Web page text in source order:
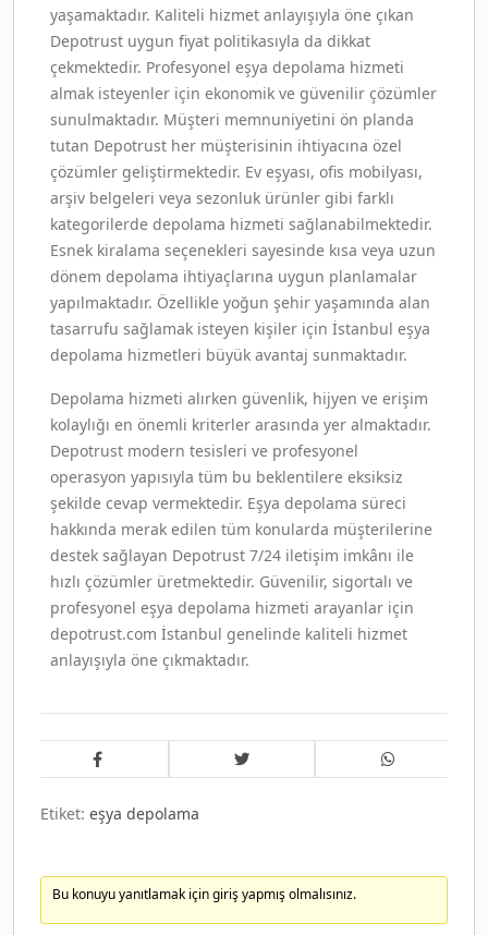
yaşamaktadır. Kaliteli hizmet anlayışıyla öne çıkan
Depotrust uygun fiyat politikasıyla da dikkat
çekmektedir. Profesyonel eşya depolama hizmeti
almak isteyenler için ekonomik ve güvenilir çözümler
sunulmaktadır. Müşteri memnuniyetini ön planda
tutan Depotrust her müşterisinin ihtiyacına özel
çözümler geliştirmektedir. Ev eşyası, ofis mobilyası,
arşiv belgeleri veya sezonluk ürünler gibi farklı
kategorilerde depolama hizmeti sağlanabilmektedir.
Esnek kiralama seçenekleri sayesinde kısa veya uzun
dönem depolama ihtiyaçlarına uygun planlamalar
yapılmaktadır. Özellikle yoğun şehir yaşamında alan
tasarrufu sağlamak isteyen kişiler için İstanbul eşya
depolama hizmetleri büyük avantaj sunmaktadır.
Depolama hizmeti alırken güvenlik, hijyen ve erişim
kolaylığı en önemli kriterler arasında yer almaktadır.
Depotrust modern tesisleri ve profesyonel
operasyon yapısıyla tüm bu beklentilere eksiksiz
şekilde cevap vermektedir. Eşya depolama süreci
hakkında merak edilen tüm konularda müşterilerine
destek sağlayan Depotrust 7/24 iletişim imkânı ile
hızlı çözümler üretmektedir. Güvenilir, sigortalı ve
profesyonel eşya depolama hizmeti arayanlar için
depotrust.com İstanbul genelinde kaliteli hizmet
anlayışıyla öne çıkmaktadır.
Etiket: eşya depolama
Bu konuyu yanıtlamak için giriş yapmış olmalısınız.